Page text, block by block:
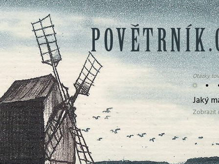
• •
Otázky
Jaký